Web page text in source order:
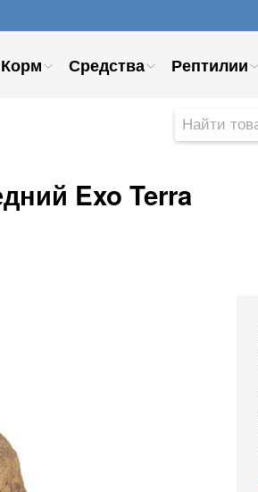
Корм Средства Рептилии
Exo Terra